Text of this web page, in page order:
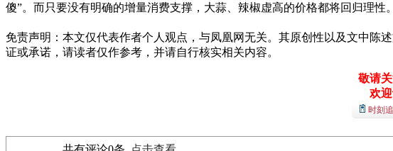
傻”。而只要没有明确的增量消费支撑，大蒜、辣椒虚高的价格都将回归理性。
免责声明：本文仅代表作者个人观点，与凤凰网无关。其原创性以及文中陈
证或承诺，请读者仅作参考，并请自行核实相关内容。
敬请
欢
时刻